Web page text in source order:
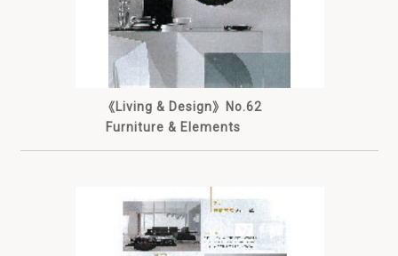
《Living & Design》No.62
Furniture & Elements